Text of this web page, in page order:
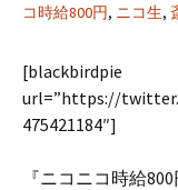
コ時給800円, ニコ生,
[blackbirdpie
url=”https://
475421184″]
『ニコニコ時給